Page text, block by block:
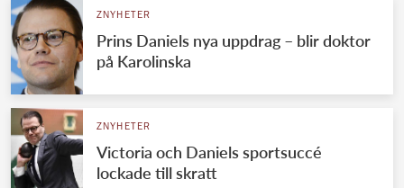
UTLÄNDSKT
VÄRLDENS KUNGAHUS
Svenska kungahuset
Brittiska kungahuset
REDAKTION
ZNYHETER
Prins Daniels nya uppdrag – blir doktor
på Karolinska
ZNYHETER
Victoria och Daniels sportsuccé
lockade till skratt